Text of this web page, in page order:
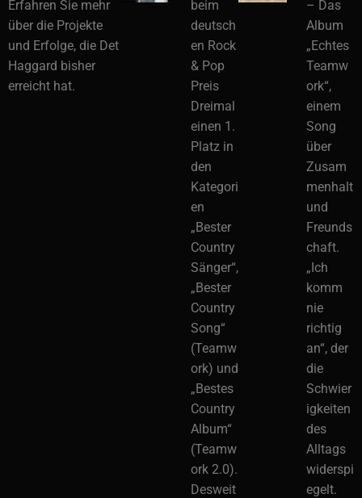
Erfahren Sie mehr
über die Projekte
und Erfolge, die Det
Haggard bisher
erreicht hat.
beim
deutsch
en Rock
& Pop
Preis
Dreimal
einen 1.
Platz in
den
Kategori
en
„Bester
Country
Sänger“,
„Bester
Country
Song“
(Teamw
ork) und
„Bestes
Country
Album“
(Teamw
ork 2.0).
Desweit
– Das
Album
„Echtes
Teamw
ork“,
einem
Song
über
Zusam
menhalt
und
Freunds
chaft.
„Ich
komm
nie
richtig
an“, der
die
Schwier
igkeiten
des
Alltags
widerspi
egelt.